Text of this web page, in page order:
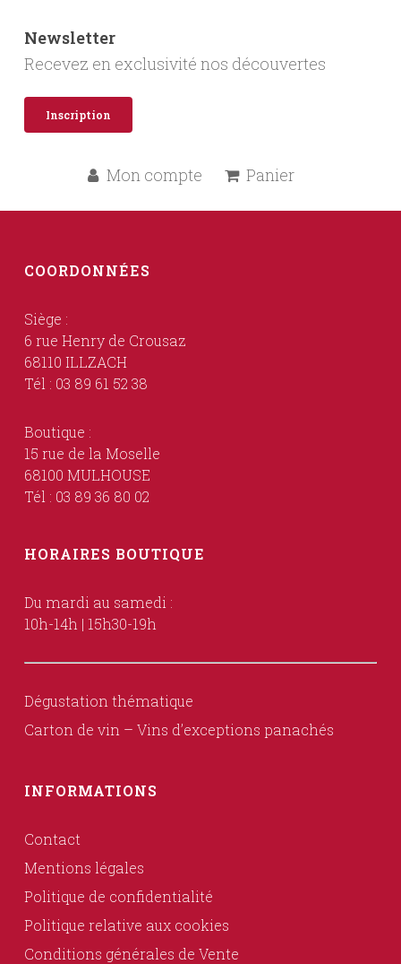
Newsletter
Recevez en exclusivité nos découvertes
Inscription
Mon compte Panier
COORDONNÉES
Siège :
6 rue Henry de Crousaz
68110 ILLZACH
Tél : 03 89 61 52 38
Boutique :
15 rue de la Moselle
68100 MULHOUSE
Tél : 03 89 36 80 02
HORAIRES BOUTIQUE
Du mardi au samedi :
10h-14h | 15h30-19h
Dégustation thématique
Carton de vin – Vins d’exceptions panachés
INFORMATIONS
Contact
Mentions légales
Politique de confidentialité
Politique relative aux cookies
Conditions générales de Vente